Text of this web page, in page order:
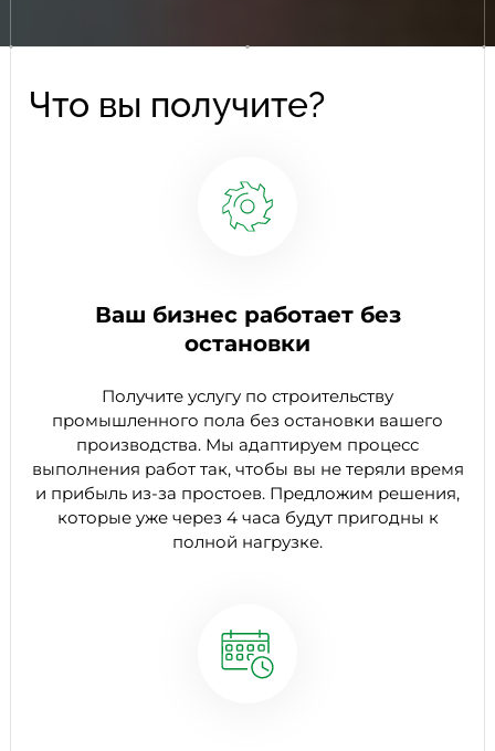
Что вы получите?
Ваш бизнес работает без
остановки
Получите услугу по строительству
промышленного пола без остановки вашего
производства. Мы адаптируем процесс
выполнения работ так, чтобы вы не теряли время
и прибыль из-за простоев. Предложим решения,
которые уже через 4 часа будут пригодны к
полной нагрузке.